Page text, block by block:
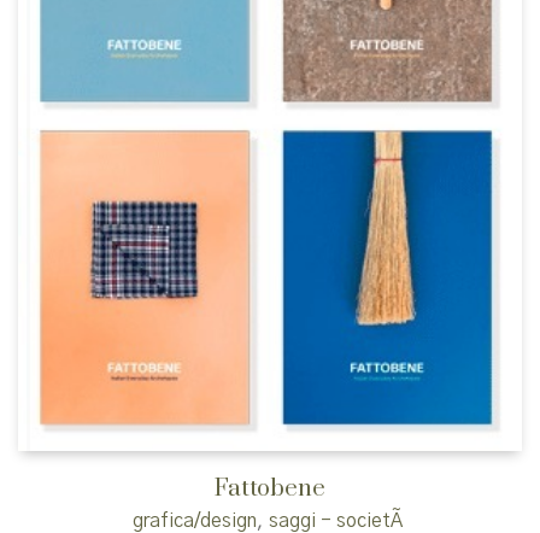
Fattobene
grafica/design, saggi - societÃ